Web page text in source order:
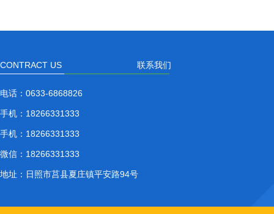
联系我们
CONTRACT US
电话： 0633-6868826
手机： 18266331333
手机： 18266331333
微信： 18266331333
地址： 日照市莒县夏庄镇平安路94号